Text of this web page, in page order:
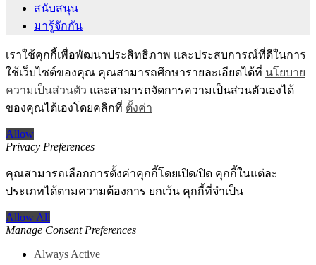
สนับสนุน
มารู้จักกัน
เราใช้คุกกี้เพื่อพัฒนาประสิทธิภาพ และประสบการณ์ที่ดีในการ
ใช้เว็บไซต์ของคุณ คุณสามารถศึกษารายละเอียดได้ที่ นโยบาย
ความเป็นส่วนตัว และสามารถจัดการความเป็นส่วนตัวเองได้
ของคุณได้เองโดยคลิกที่ ตั้งค่า
Allow
Privacy Preferences
คุณสามารถเลือกการตั้งค่าคุกกี้โดยเปิด/ปิด คุกกี้ในแต่ละ
ประเภทได้ตามความต้องการ ยกเว้น คุกกี้ที่จำเป็น
Allow All
Manage Consent Preferences
Always Active